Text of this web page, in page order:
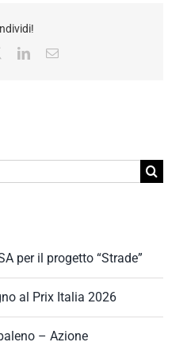
LinkedInEmail
per il progetto “Strade”
al Prix Italia 2026
– Azione